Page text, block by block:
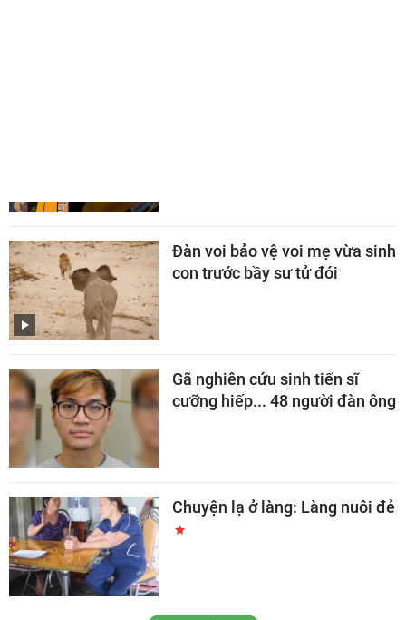
Đàn voi bảo vệ voi mẹ vừa sinh
con trước bầy sư tử đói
Gã nghiên cứu sinh tiến sĩ
cưỡng hiếp... 48 người đàn ông
Chuyện lạ ở làng: Làng nuôi đẻ